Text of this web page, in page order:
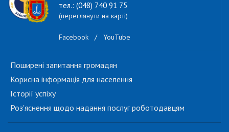
тел.: (048) 740 91 75
(переглянути на карті)
Facebook / YouTube
Поширені запитання громадян
Корисна інформація для населення
Історії успіху
Роз'яснення щодо надання послуг роботодавцям